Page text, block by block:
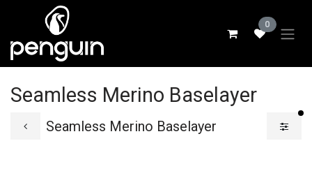
Zum Inhalt springen
0
Seamless Merino Baselayer
Seamless Merino Baselayer